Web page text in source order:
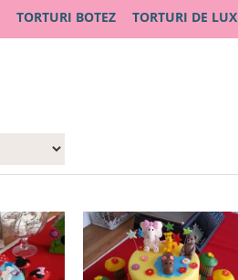
TORTURI BOTEZ TORTURI DE LUX